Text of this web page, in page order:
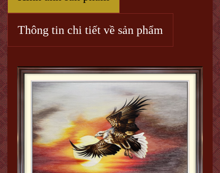
Thông tin chi tiết về sản phẩm